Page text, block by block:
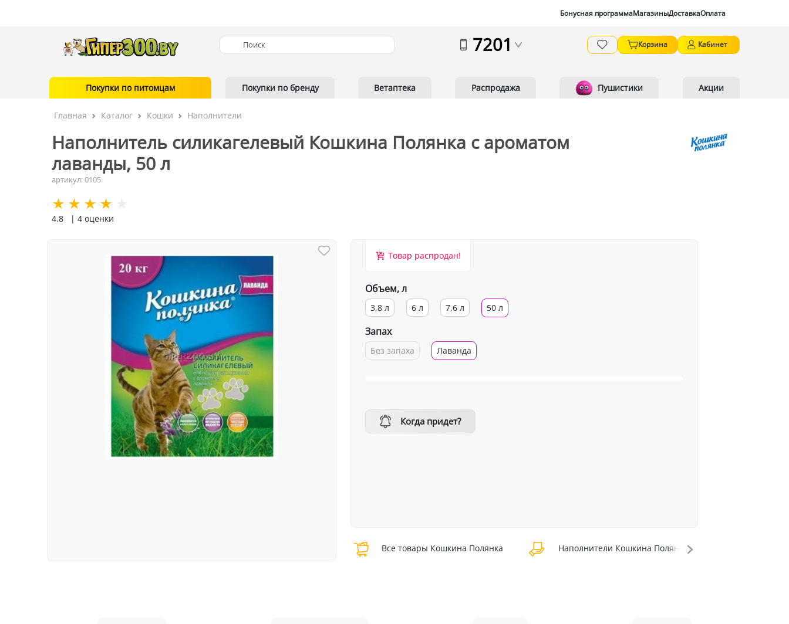
Бонусная программаМагазиныДоставкаОплата
7201 Корзина Кабинет
Покупки по питомцам Покупки по бренду Ветаптека Распродажа Пушистики Акции
Главная Каталог Кошки Наполнители
Наполнитель силикагелевый Кошкина Полянка с ароматом
лаванды, 50 л
артикул: 0105
4.8 | 4 оценки
Товар распродан!
Объем, л
3,8 л 6 л 7,6 л 50 л
Запах
Без запаха Лаванда
Когда придет?
Все товары Кошкина Полянка Наполнители Кошкина Полянка